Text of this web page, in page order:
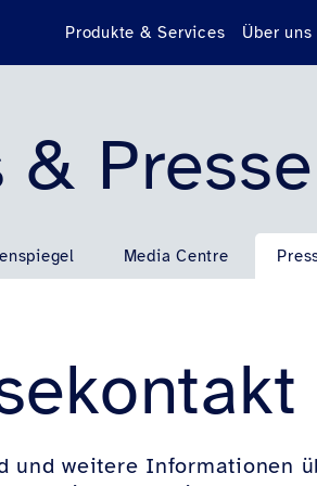
Produkte & Services Über uns
& Presse
Media Centre
und weitere Informationen